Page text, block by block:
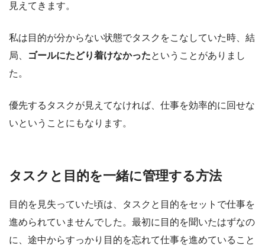
見えてきます。
私は目的が分からない状態でタスクをこなしていた時、結
局、
ゴールにたどり着けなかったということがありまし
た。
優先するタスクが見えてなければ、仕事を効率的に回せな
いということにもなります。
タスクと目的を一緒に管理する方法
目的を見失っていた頃は、タスクと目的をセットで仕事を
進められていませんでした。最初に目的を聞いたはずなの
に、途中からすっかり目的を忘れて仕事を進めていること